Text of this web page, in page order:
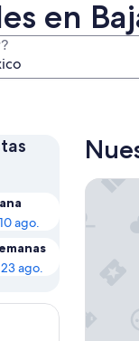
en
ago.
ago.